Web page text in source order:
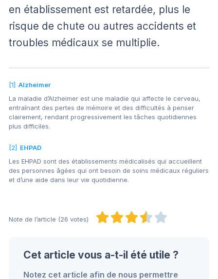
en établissement est retardée, plus le
risque de chute ou autres accidents et
troubles médicaux se multiplie.
[1] Alzheimer
La maladie d’Alzheimer est une maladie qui affecte le cerveau,
entraînant des pertes de mémoire et des difficultés à penser
clairement, rendant progressivement les tâches quotidiennes
plus difficiles.
[2] EHPAD
Les EHPAD sont des établissements médicalisés qui accueillent
des personnes âgées qui ont besoin de soins médicaux réguliers
et d’une aide dans leur vie quotidienne.
Note de l’article (26 votes)
Cet article vous a-t-il été utile ?
Notez cet article afin de nous permettre